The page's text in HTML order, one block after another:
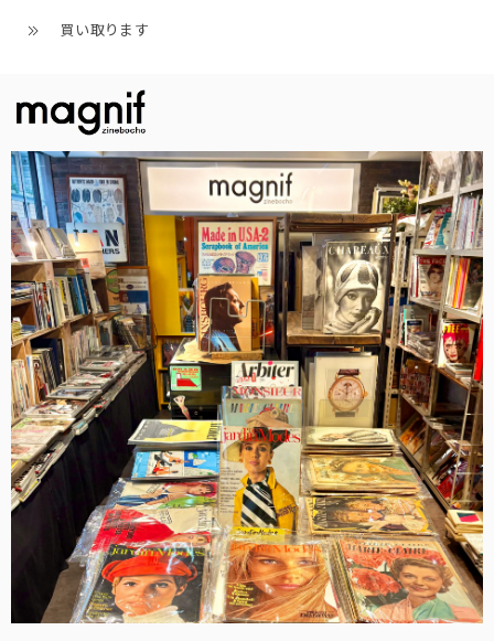
買い取ります